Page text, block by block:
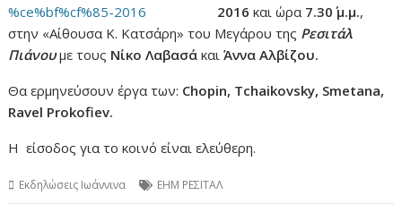
2016 και ώρα 7.30΄ μ.μ.,
στην «Αίθουσα Κ. Κατσάρη» του Μεγάρου της Ρεσιτάλ
Πιάνουμε τους Νίκο Λαβασά καιΆννα Αλβίζου.
Θα ερμηνεύσουν έργα των: Chopin, Tchaikovsky, Smetana,
Ravel Prokofiev.
Η είσοδος για το κοινό είναι ελεύθερη.
Εκδηλώσεις Ιωάννινα ΕΗΜ ΡΕΣΙΤΑΛ